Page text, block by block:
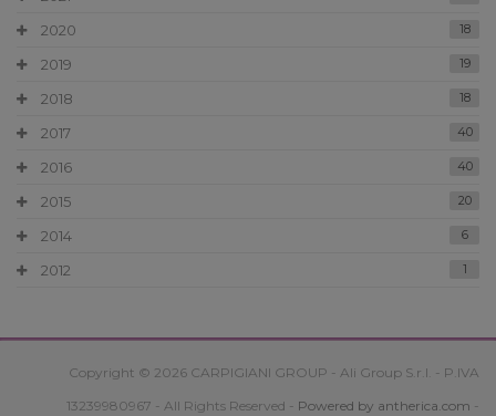
2020 18
2019 19
2018 18
2017 40
2016 40
2015 20
2014 6
2012 1
Copyright © 2026 CARPIGIANI GROUP - Ali Group S.r.l. - P.IVA
13239980967 - All Rights Reserved - Powered by antherica.com -